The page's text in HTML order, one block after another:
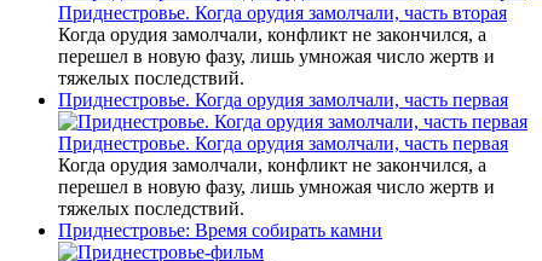
Приднестровье. Когда орудия замолчали, часть вторая
Когда орудия замолчали, конфликт не закончился, а
перешел в новую фазу, лишь умножая число жертв и
тяжелых последствий.
Приднестровье. Когда орудия замолчали, часть первая
Приднестровье. Когда орудия замолчали, часть первая
Когда орудия замолчали, конфликт не закончился, а
перешел в новую фазу, лишь умножая число жертв и
тяжелых последствий.
Приднестровье: Время собирать камни